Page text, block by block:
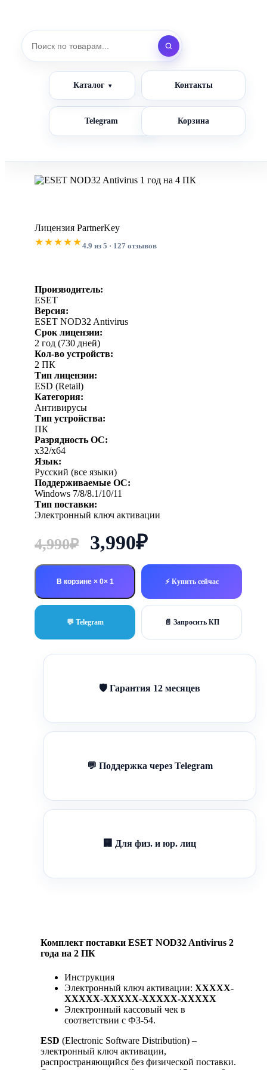
Каталог Контакты
Telegram Корзина
Лицензия PartnerKey
★★★★★4.9 из 5 · 127 отзывов
Производитель:
ESET
Версия:
ESET NOD32 Antivirus
Срок лицензии:
2 год (730 дней)
Кол-во устройств:
2 ПК
Тип лицензии:
ESD (Retail)
Категория:
Антивирусы
Тип устройства:
ПК
Разрядность ОС:
x32/x64
Язык:
Русский (все языки)
Поддерживаемые ОС:
Windows 7/8/8.1/10/11
Тип поставки:
Электронный ключ активации
4,990₽
Первоначальная
цена
составляла
4,990₽.
3,990₽Текущая
цена:
3,990₽.
В корзине × 0 ⚡ Купить сейчас
💬 Telegram 📄 Запросить КП
🛡 Гарантия 12 месяцев
💬 Поддержка через Telegram
🏢 Для физ. и юр. лиц
Комплект поставки ESET NOD32 Antivirus 2
года на 2 ПК
Инструкция
Электронный ключ активации: XXXXX-
XXXXX-XXXXX-XXXXX-XXXXX
Электронный кассовый чек в
соответствии с ФЗ-54.
ESD (Electronic Software Distribution) –
электронный ключ активации,
распространяющийся без физической поставки.